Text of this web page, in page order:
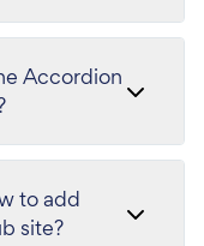
Accordion
to add
site?